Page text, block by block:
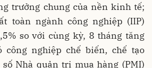
trưởng chung của nền kinh tế;
toàn ngành công nghiệp (IIP)
so với cùng kỳ, 8 tháng tăng
công nghiệp chế biến, chế tạo
Nhà quản trị mua hàng (PMI)